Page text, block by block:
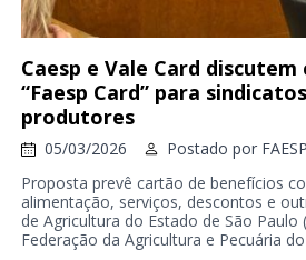
Caesp e Vale Card discutem
“Faesp Card” para
produtores
05/03/2026 Postado por
Proposta prevê cartão de benefícios
alimentação, serviços, descontos e
de Agricultura do Estado de São Paulo
Federação da Agricultura e Pecuária